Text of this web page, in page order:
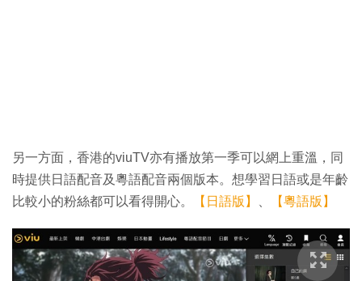
另一方面，香港的viuTV亦有播放第一季可以網上重溫，同
時提供日語配音及粵語配音兩個版本。想學習日語或是年齡
比較小的粉絲都可以看得開心。
【日語版】 【粵語版】